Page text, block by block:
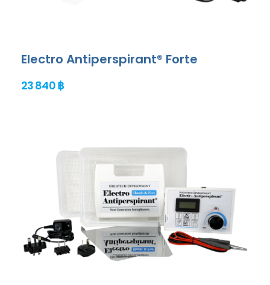
Electro Antiperspirant® Forte
23 840 ฿